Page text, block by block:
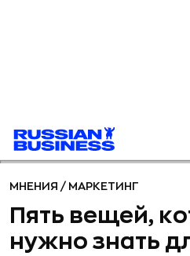
МНЕНИЯ / МАРКЕТИНГ
Пять вещей,
нужно знать